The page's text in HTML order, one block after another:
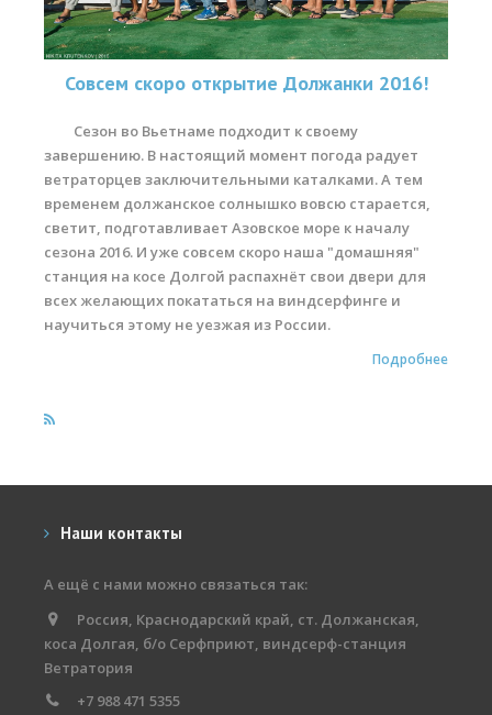
Медиа
Медиа архив
Видео
Цены
Обучение виндсерфингу
Обучение вингфойлингу
Обучение кайтсерфингу
Наши Станции
Ветратория.Вьетнам
Совсем скоро открытие Должанки 2016!
Сезон во Вьетнаме подходит к своему
завершению. В настоящий момент погода радует
ветраторцев заключительными каталками. А тем
временем должанское солнышко вовсю старается,
светит, подготавливает Азовское море к началу
сезона 2016. И уже совсем скоро наша "домашняя"
станция на косе Долгой распахнёт свои двери для
всех желающих покататься на виндсерфинге и
научиться этому не уезжая из России.
Подробнее
Наши контакты
А ещё с нами можно связаться так:
Россия, Краснодарский край, ст. Должанская,
коса Долгая, б/о Серфприют, виндсерф-станция
Ветратория
+7 988 471 5355